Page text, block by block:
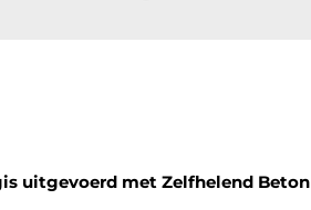
uitgevoerd met Zelfhelend Beton